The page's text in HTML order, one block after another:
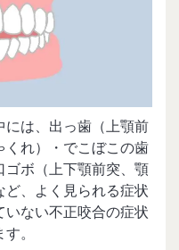
には、出っ歯（上顎前
くれ）・でこぼこの歯
ゴボ（上下顎前突、顎
ど、よく見られる症状
いない不正咬合の症状
。